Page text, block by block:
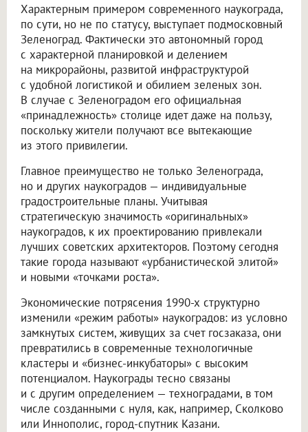
Характерным примером современного наукограда,
по сути, но не по статусу, выступает подмосковный
Зеленоград. Фактически это автономный город
с характерной планировкой и делением
на микрорайоны, развитой инфраструктурой
с удобной логистикой и обилием зеленых зон.
В случае с Зеленоградом его официальная
«принадлежность» столице идет даже на пользу,
поскольку жители получают все вытекающие
из этого привилегии.
Главное преимущество не только Зеленограда,
но и других наукоградов — индивидуальные
градостроительные планы. Учитывая
стратегическую значимость «оригинальных»
наукоградов, к их проектированию привлекали
лучших советских архитекторов. Поэтому сегодня
такие города называют «урбанистической элитой»
и новыми «точками роста».
Экономические потрясения 1990-х структурно
изменили «режим работы» наукоградов: из условно
замкнутых систем, живущих за счет госзаказа, они
превратились в современные технологичные
кластеры и «бизнес-инкубаторы» с высоким
потенциалом. Наукограды тесно связаны
и с другим определением — техноградами, в том
числе созданными с нуля, как, например, Сколково
или Иннополис, город-спутник Казани.